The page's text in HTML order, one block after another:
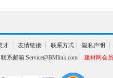
才 友情链接 联系方式 隐私声明
系邮箱:Service@BMlink.com 建材网会